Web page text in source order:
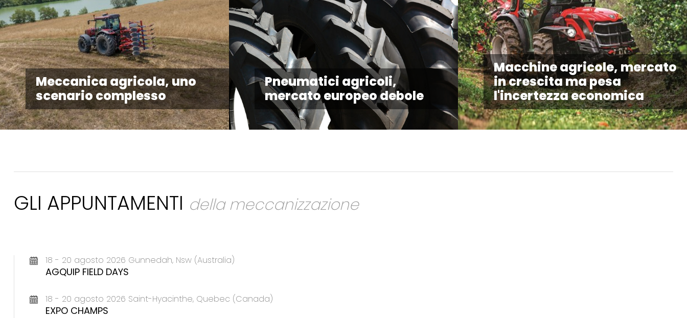
Meccanica agricola, uno
scenario complesso
Pneumatici agricoli,
mercato europeo debole
Macchine agricole, mercato
in crescita ma pesa
l'incertezza economica
GLI APPUNTAMENTI della meccanizzazione
18 - 20 agosto 2026 Gunnedah, Nsw (Australia)
AGQUIP FIELD DAYS
18 - 20 agosto 2026 Saint-Hyacinthe, Quebec (Canada)
EXPO CHAMPS